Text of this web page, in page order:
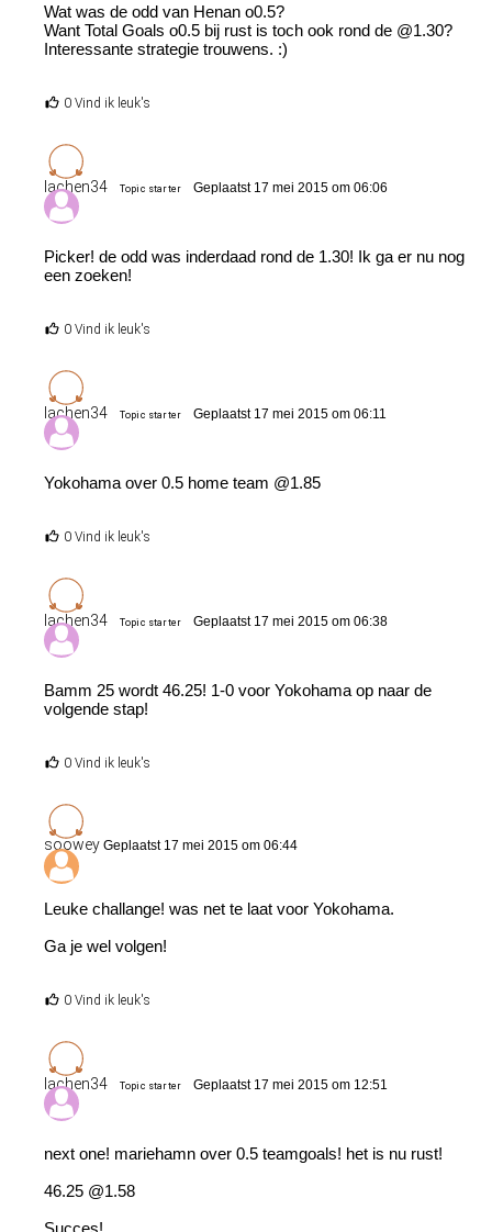
Wat was de odd van Henan o0.5?
Want Total Goals o0.5 bij rust is toch ook rond de @1.30?
Interessante strategie trouwens. :)
0 Vind ik leuk's
lachen34 Topic starter Geplaatst 17 mei 2015 om 06:06
Picker! de odd was inderdaad rond de 1.30! Ik ga er nu nog
een zoeken!
0 Vind ik leuk's
lachen34 Topic starter Geplaatst 17 mei 2015 om 06:11
Yokohama over 0.5 home team @1.85
0 Vind ik leuk's
lachen34 Topic starter Geplaatst 17 mei 2015 om 06:38
Bamm 25 wordt 46.25! 1-0 voor Yokohama op naar de
volgende stap!
0 Vind ik leuk's
soowey Geplaatst 17 mei 2015 om 06:44
Leuke challange! was net te laat voor Yokohama.
Ga je wel volgen!
0 Vind ik leuk's
lachen34 Topic starter Geplaatst 17 mei 2015 om 12:51
next one! mariehamn over 0.5 teamgoals! het is nu rust!
46.25 @1.58
Succes!